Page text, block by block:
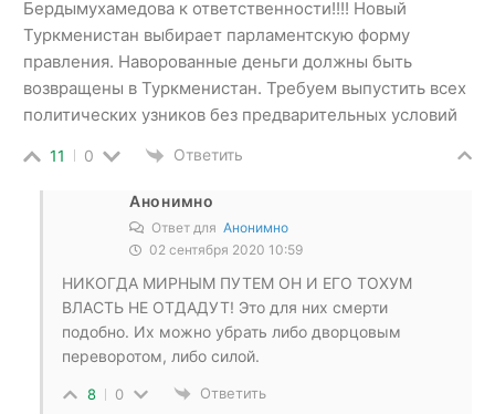
Бердымухамедова к ответственности!!!! Новый
Туркменистан выбирает парламентскую форму
правления. Наворованные деньги должны быть
возвращены в Туркменистан. Требуем выпустить всех
политических узников без предварительных условий
11 0 Ответить
Анонимно
Ответ для Анонимно
02 сентября 2020 10:59
НИКОГДА МИРНЫМ ПУТЕМ ОН И ЕГО ТОХУМ
ВЛАСТЬ НЕ ОТДАДУТ! Это для них смерти
подобно. Их можно убрать либо дворцовым
переворотом, либо силой.
8 0 Ответить